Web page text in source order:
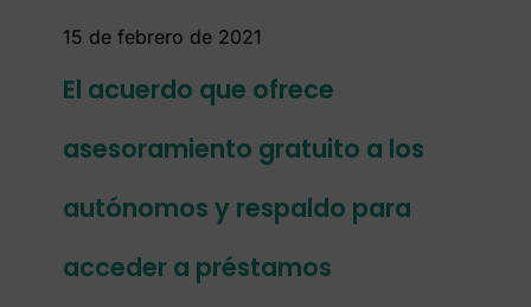
15 de febrero de 2021
El acuerdo que ofrece
asesoramiento gratuito a los
autónomos y respaldo para
acceder a préstamos